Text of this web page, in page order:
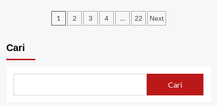
DPRD
Karawang
Salurkan
Paginasi
1 2 3 4 … 22 Next
Cari
Cari